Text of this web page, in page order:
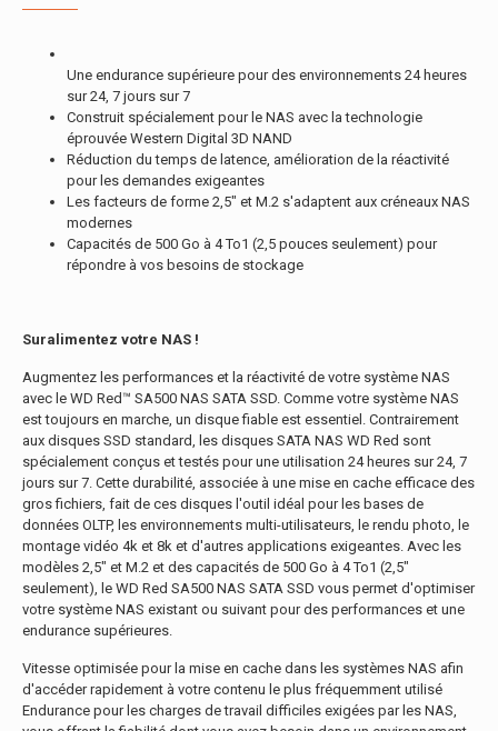
Une endurance supérieure pour des environnements 24 heures
sur 24, 7 jours sur 7
Construit spécialement pour le NAS avec la technologie
éprouvée Western Digital 3D NAND
Réduction du temps de latence, amélioration de la réactivité
pour les demandes exigeantes
Les facteurs de forme 2,5" et M.2 s'adaptent aux créneaux NAS
modernes
Capacités de 500 Go à 4 To1 (2,5 pouces seulement) pour
répondre à vos besoins de stockage
Suralimentez votre NAS !
Augmentez les performances et la réactivité de votre système NAS
avec le WD Red™ SA500 NAS SATA SSD. Comme votre système NAS
est toujours en marche, un disque fiable est essentiel. Contrairement
aux disques SSD standard, les disques SATA NAS WD Red sont
spécialement conçus et testés pour une utilisation 24 heures sur 24, 7
jours sur 7. Cette durabilité, associée à une mise en cache efficace des
gros fichiers, fait de ces disques l'outil idéal pour les bases de
données OLTP, les environnements multi-utilisateurs, le rendu photo, le
montage vidéo 4k et 8k et d'autres applications exigeantes. Avec les
modèles 2,5" et M.2 et des capacités de 500 Go à 4 To1 (2,5"
seulement), le WD Red SA500 NAS SATA SSD vous permet d'optimiser
votre système NAS existant ou suivant pour des performances et une
endurance supérieures.
Vitesse optimisée pour la mise en cache dans les systèmes NAS afin
d'accéder rapidement à votre contenu le plus fréquemment utilisé
Endurance pour les charges de travail difficiles exigées par les NAS,